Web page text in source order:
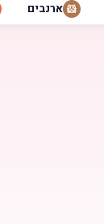
🐹 ארנבים